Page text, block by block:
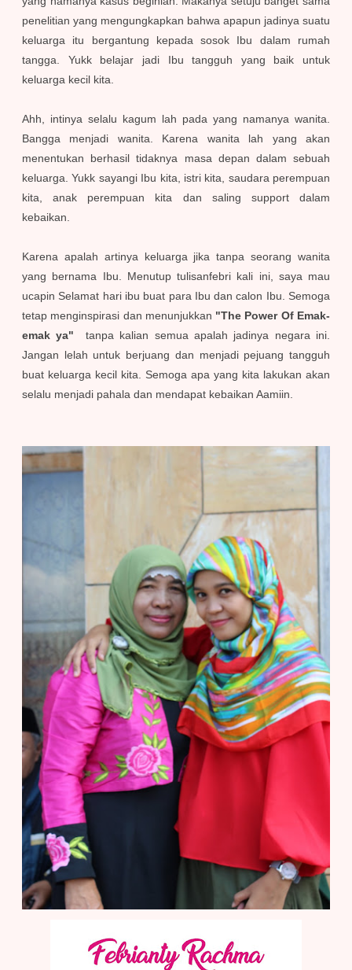
penelitian yang mengungkapkan bahwa apapun jadinya suatu
keluarga itu bergantung kepada sosok Ibu dalam rumah
tangga. Yukk belajar jadi Ibu tangguh yang baik untuk
keluarga kecil kita.
Ahh, intinya selalu kagum lah pada yang namanya wanita.
Bangga menjadi wanita. Karena wanita lah yang akan
menentukan berhasil tidaknya masa depan dalam sebuah
keluarga. Yukk sayangi Ibu kita, istri kita, saudara perempuan
kita, anak perempuan kita dan saling support dalam
kebaikan.
Karena apalah artinya keluarga jika tanpa seorang wanita
yang bernama Ibu. Menutup tulisanfebri kali ini, saya mau
ucapin Selamat hari ibu buat para Ibu dan calon Ibu. Semoga
tetap menginspirasi dan menunjukkan "The Power Of Emak-
emak ya"
tanpa kalian semua apalah jadinya negara ini.
Jangan lelah untuk berjuang dan menjadi pejuang tangguh
buat keluarga kecil kita. Semoga apa yang kita lakukan akan
selalu menjadi pahala dan mendapat kebaikan Aamiin.